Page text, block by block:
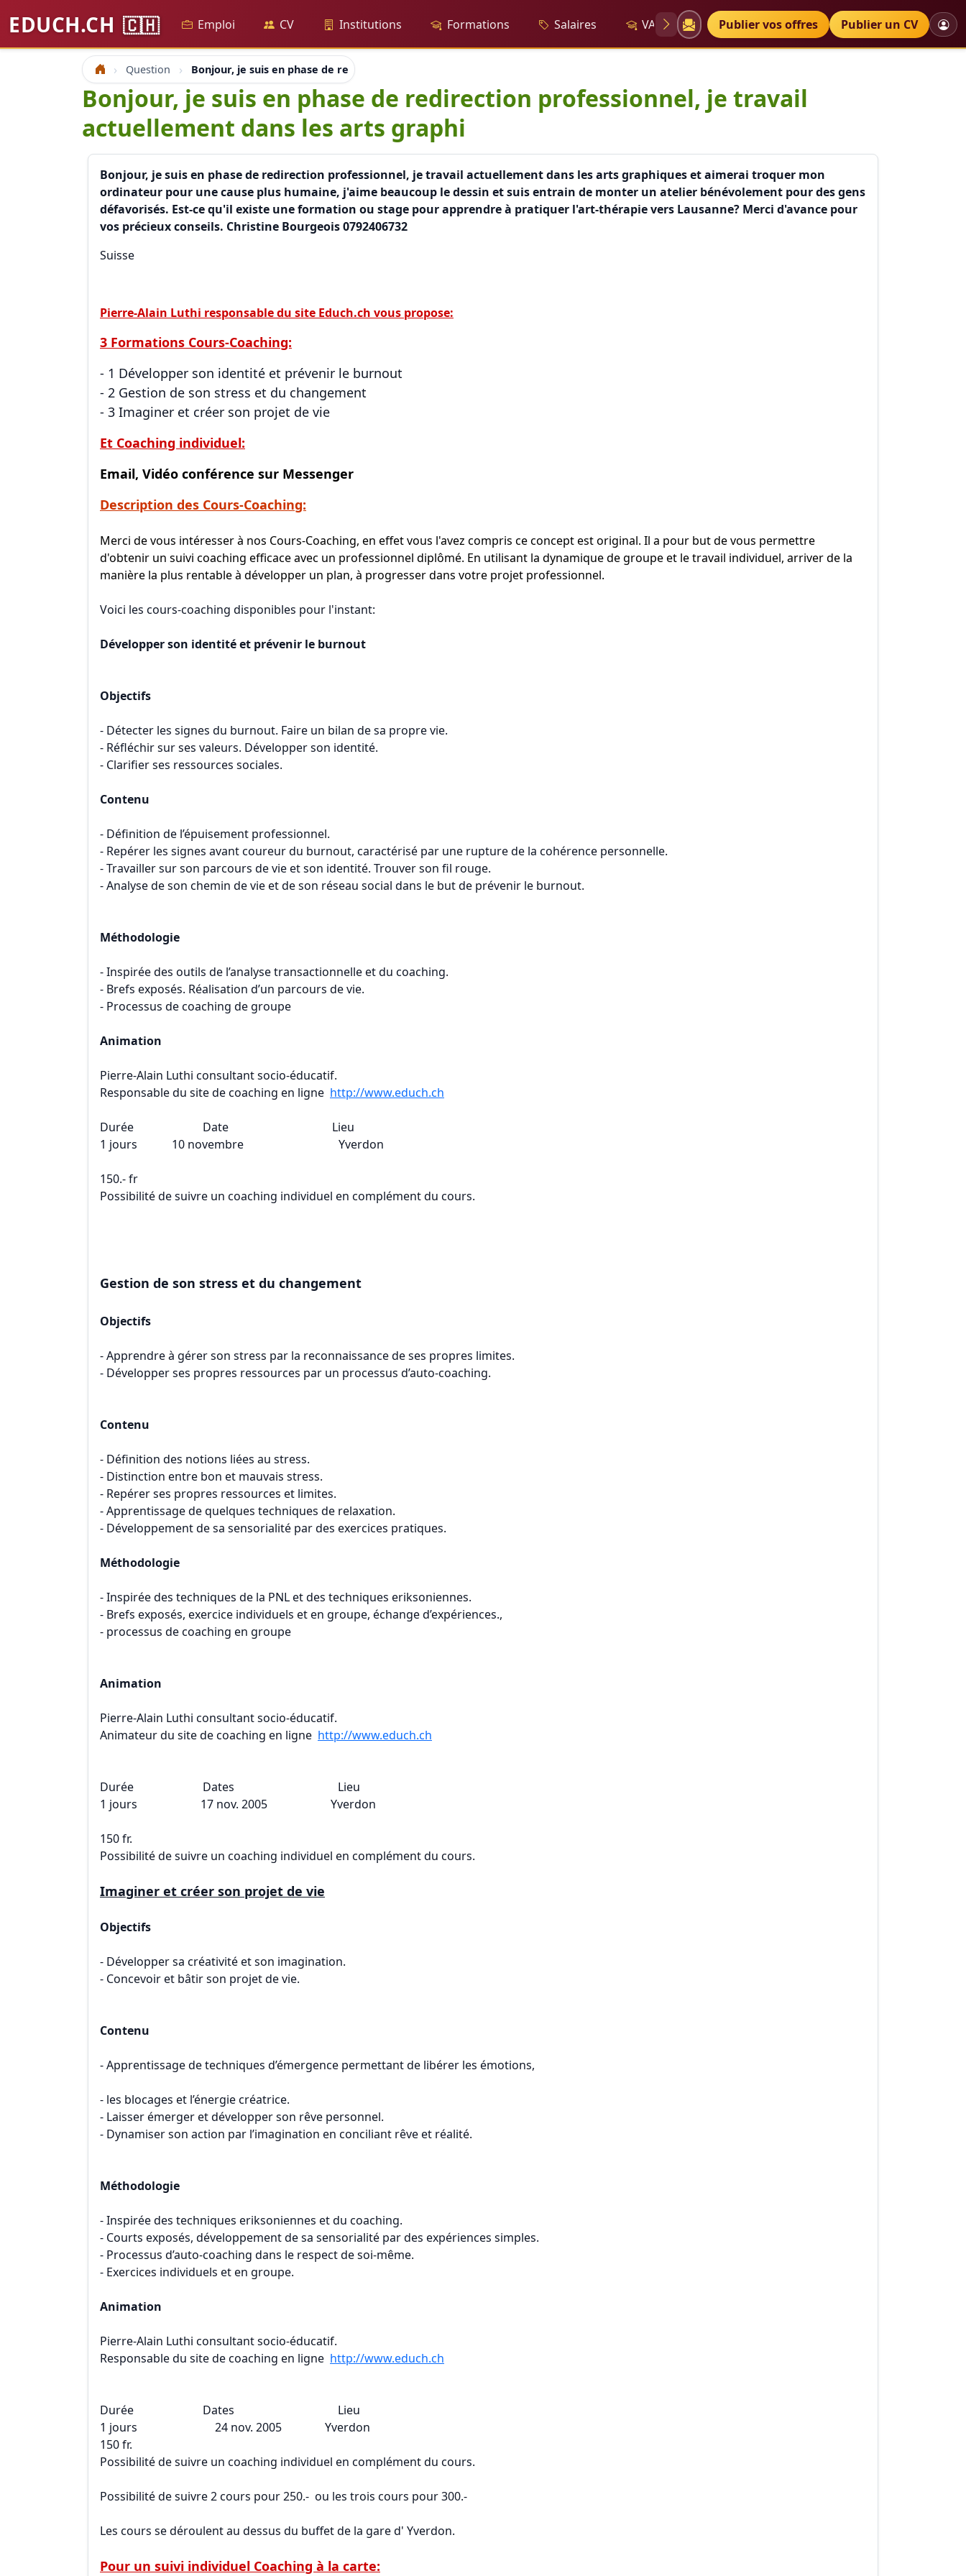
EDUCH.CH 🇨🇭 Emploi CV Institutions Formations Salaires VAE Diplômes Petites annonces
Publier vos offres Publier un CV
Accueil Question Bonjour, je suis en phase de redirection professionnel, je travail actuellement dans les arts graphi
Bonjour, je suis en phase de redirection professionnel, je travail
actuellement dans les arts graphi
Bonjour, je suis en phase de redirection professionnel, je travail actuellement dans les arts graphiques et aimerai troquer mon
ordinateur pour une cause plus humaine, j'aime beaucoup le dessin et suis entrain de monter un atelier bénévolement pour des gens
défavorisés. Est-ce qu'il existe une formation ou stage pour apprendre à pratiquer l'art-thérapie vers Lausanne? Merci d'avance pour
vos précieux conseils. Christine Bourgeois 0792406732
Suisse
Pierre-Alain Luthi responsable du site Educh.ch vous propose:
3 Formations Cours-Coaching:
- 1 Développer son identité et prévenir le burnout
- 2 Gestion de son stress et du changement
- 3 Imaginer et créer son projet de vie
Et Coaching individuel:
Email, Vidéo conférence sur Messenger
Description des Cours-Coaching:
Merci de vous intéresser à nos Cours-Coaching, en effet vous l'avez compris ce concept est original. Il a pour but de vous permettre
d'obtenir un suivi coaching efficace avec un professionnel diplômé. En utilisant la dynamique de groupe et le travail individuel, arriver de la
manière la plus rentable à développer un plan, à progresser dans votre projet professionnel.
Voici les cours-coaching disponibles pour l'instant:
Développer son identité et prévenir le burnout
Objectifs
- Détecter les signes du burnout. Faire un bilan de sa propre vie.
- Réfléchir sur ses valeurs. Développer son identité.
- Clarifier ses ressources sociales.
Contenu
- Définition de l’épuisement professionnel.
- Repérer les signes avant coureur du burnout, caractérisé par une rupture de la cohérence personnelle.
- Travailler sur son parcours de vie et son identité. Trouver son fil rouge.
- Analyse de son chemin de vie et de son réseau social dans le but de prévenir le burnout.
Méthodologie
- Inspirée des outils de l’analyse transactionnelle et du coaching.
- Brefs exposés. Réalisation d’un parcours de vie.
- Processus de coaching de groupe
Animation
Pierre-Alain Luthi consultant socio-éducatif.
Responsable du site de coaching en ligne http://www.educh.ch
Durée Date Lieu
1 jours 10 novembre Yverdon
150.- fr
Possibilité de suivre un coaching individuel en complément du cours.
Gestion de son stress et du changement
Objectifs
- Apprendre à gérer son stress par la reconnaissance de ses propres limites.
- Développer ses propres ressources par un processus d’auto-coaching.
Contenu
- Définition des notions liées au stress.
- Distinction entre bon et mauvais stress.
- Repérer ses propres ressources et limites.
- Apprentissage de quelques techniques de relaxation.
- Développement de sa sensorialité par des exercices pratiques.
Méthodologie
- Inspirée des techniques de la PNL et des techniques eriksoniennes.
- Brefs exposés, exercice individuels et en groupe, échange d’expériences.,
- processus de coaching en groupe
Animation
Pierre-Alain Luthi consultant socio-éducatif.
Animateur du site de coaching en ligne http://www.educh.ch
Durée Dates Lieu
1 jours 17 nov. 2005 Yverdon
150 fr.
Possibilité de suivre un coaching individuel en complément du cours.
Imaginer et créer son projet de vie
Objectifs
- Développer sa créativité et son imagination.
- Concevoir et bâtir son projet de vie.
Contenu
- Apprentissage de techniques d’émergence permettant de libérer les émotions,
- les blocages et l’énergie créatrice.
- Laisser émerger et développer son rêve personnel.
- Dynamiser son action par l’imagination en conciliant rêve et réalité.
Méthodologie
- Inspirée des techniques eriksoniennes et du coaching.
- Courts exposés, développement de sa sensorialité par des expériences simples.
- Processus d’auto-coaching dans le respect de soi-même.
- Exercices individuels et en groupe.
Animation
Pierre-Alain Luthi consultant socio-éducatif.
Responsable du site de coaching en ligne http://www.educh.ch
Durée Dates Lieu
1 jours 24 nov. 2005 Yverdon
150 fr.
Possibilité de suivre un coaching individuel en complément du cours.
Possibilité de suivre 2 cours pour 250.- ou les trois cours pour 300.-
Les cours se déroulent au dessus du buffet de la gare d' Yverdon.
Pour un suivi individuel Coaching à la carte: